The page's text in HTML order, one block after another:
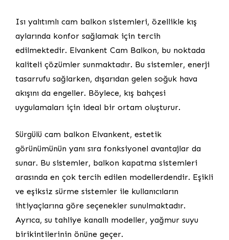
Isı yalıtımlı cam balkon sistemleri, özellikle kış
aylarında konfor sağlamak için tercih
edilmektedir. Elvankent Cam Balkon, bu noktada
kaliteli çözümler sunmaktadır. Bu sistemler, enerji
tasarrufu sağlarken, dışarıdan gelen soğuk hava
akışını da engeller. Böylece, kış bahçesi
uygulamaları için ideal bir ortam oluşturur.
Sürgülü cam balkon Elvankent, estetik
görünümünün yanı sıra fonksiyonel avantajlar da
sunar. Bu sistemler, balkon kapatma sistemleri
arasında en çok tercih edilen modellerdendir. Eşikli
ve eşiksiz sürme sistemler ile kullanıcıların
ihtiyaçlarına göre seçenekler sunulmaktadır.
Ayrıca, su tahliye kanallı modeller, yağmur suyu
birikintilerinin önüne geçer.